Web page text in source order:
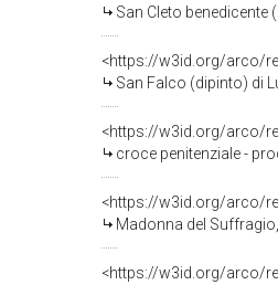
San Cleto benedicente
<https://w3id.org/arco/
San Falco (dipinto) di
<https://w3id.org/arco/
croce penitenziale -
<https://w3id.org/arco/
Madonna del Suffragio, Madonna
<https://w3id.org/arco/